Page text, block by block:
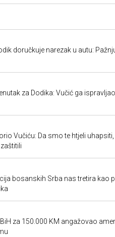
doručkuje narezak u autu:
za Dodika: Vučić ga
Vučiću: Da smo te htjeli uhapsiti,
bosanskih Srba nas tretira kao
za 150.000 KM angažovao